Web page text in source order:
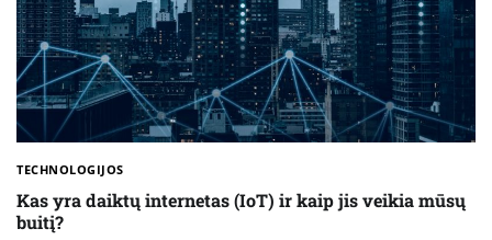
TECHNOLOGIJOS
Kas yra daiktų internetas (IoT) ir kaip jis veikia mūsų
buitį?